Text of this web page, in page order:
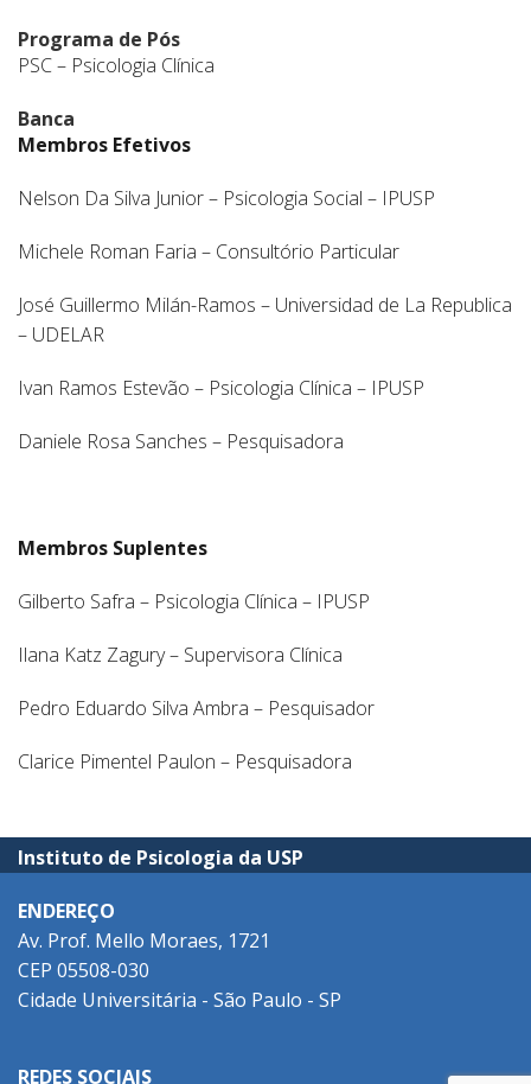
Programa de Pós
PSC – Psicologia Clínica
Banca
Membros Efetivos
Nelson Da Silva Junior – Psicologia Social – IPUSP
Michele Roman Faria – Consultório Particular
José Guillermo Milán-Ramos – Universidad de La Republica
– UDELAR
Ivan Ramos Estevão – Psicologia Clínica – IPUSP
Daniele Rosa Sanches – Pesquisadora
Membros Suplentes
Gilberto Safra – Psicologia Clínica – IPUSP
Ilana Katz Zagury – Supervisora Clínica
Pedro Eduardo Silva Ambra – Pesquisador
Clarice Pimentel Paulon – Pesquisadora
Instituto de Psicologia da USP
ENDEREÇO
Av. Prof. Mello Moraes, 1721
CEP 05508-030
Cidade Universitária - São Paulo - SP
REDES SOCIAIS